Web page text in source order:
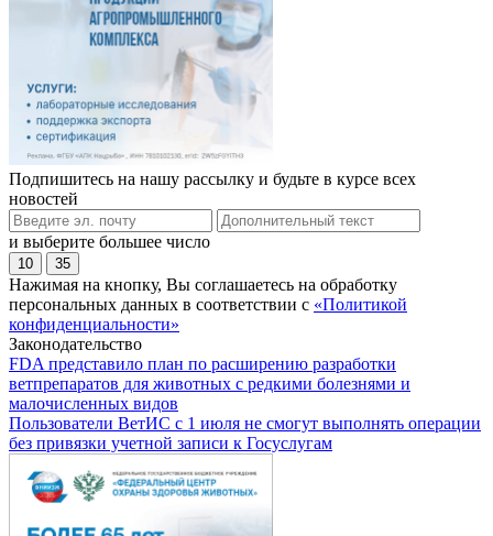
Подпишитесь на нашу рассылку и будьте в курсе всех
новостей
и выберите большее число
10 35
Нажимая на кнопку, Вы соглашаетесь на обработку
персональных данных в соответствии с «Политикой
конфиденциальности»
Законодательство
FDA представило план по расширению разработки
ветпрепаратов для животных с редкими болезнями и
малочисленных видов
Пользователи ВетИС с 1 июля не смогут выполнять операции
без привязки учетной записи к Госуслугам